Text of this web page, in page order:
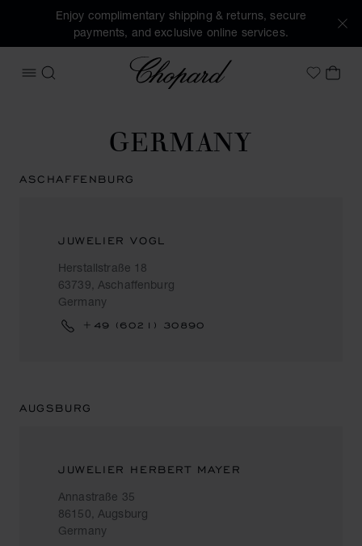
Enjoy complimentary shipping & returns, secure
payments, and exclusive online services.
OPEN MENU
SEARCH
Chopard
MyMY
GERMANY
ASCHAFFENBURG
JUWELIER VOGL
Herstallstraße 18
63739, Aschaffenburg
Germany
+49 (6021) 30890
AUGSBURG
JUWELIER HERBERT MAYER
Annastraße 35
86150, Augsburg
Germany